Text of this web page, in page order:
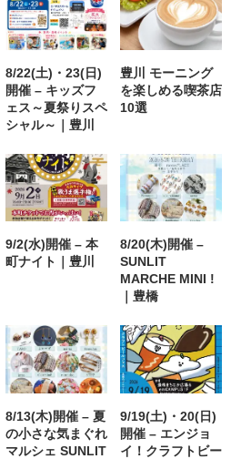
8/22(土)・23(日)
開催 – キッズフ
ェス～夏祭りスペ
シャル～｜豊川
豊川 モーニング
を楽しめる喫茶店
10選
9/2(水)開催 – 本
町ナイト｜豊川
8/20(木)開催 –
SUNLIT
MARCHE MINI !
｜豊橋
8/13(木)開催 – 夏
の小さな気まぐれ
マルシェ SUNLIT
9/19(土)・20(日)
開催 – エンジョ
イ！クラフトビー